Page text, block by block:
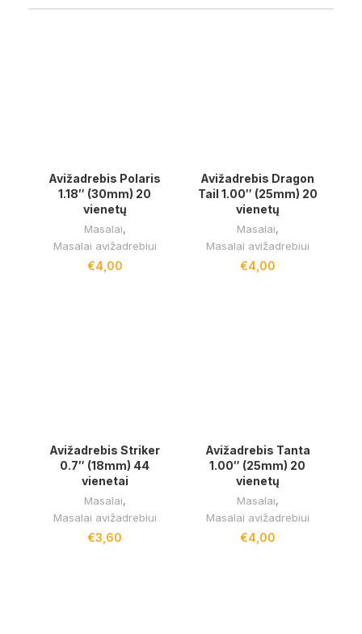
Avižadrebis Polaris
1.18″ (30mm) 20
vienetų
Masalai,
Masalai avižadrebiui
€4,00
Avižadrebis Dragon
Tail 1.00″ (25mm) 20
vienetų
Masalai,
Masalai avižadrebiui
€4,00
Avižadrebis Striker
0.7″ (18mm) 44
vienetai
Masalai,
Masalai avižadrebiui
€3,60
Avižadrebis Tanta
1.00″ (25mm) 20
vienetų
Masalai,
Masalai avižadrebiui
€4,00